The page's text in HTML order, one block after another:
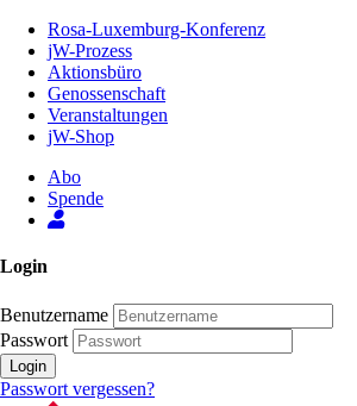
Inhalt
Seite
Rosa-Luxemburg-Konferenz
jW-Prozess
Aktionsbüro
Genossenschaft
Veranstaltungen
jW-Shop
Abo
Spende
Login
Benutzername
Passwort
Login
Passwort vergessen?